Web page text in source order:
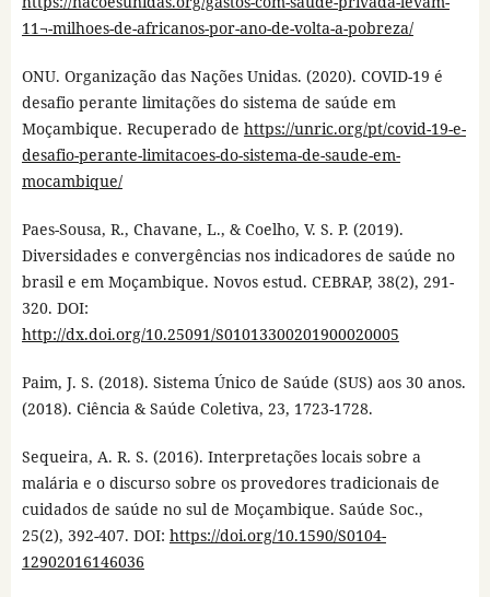
11¬-milhoes-de-africanos-por-ano-de-volta-a-pobreza/
ONU. Organização das Nações Unidas. (2020). COVID-19 é
desafio perante limitações do sistema de saúde em
Moçambique. Recuperado de https://unric.org/pt/covid-19-e-
desafio-perante-limitacoes-do-sistema-de-saude-em-
mocambique/
Paes-Sousa, R., Chavane, L., & Coelho, V. S. P. (2019).
Diversidades e convergências nos indicadores de saúde no
brasil e em Moçambique. Novos estud. CEBRAP, 38(2), 291-
320. DOI:
http://dx.doi.org/10.25091/S01013300201900020005
Paim, J. S. (2018). Sistema Único de Saúde (SUS) aos 30 anos.
(2018). Ciência & Saúde Coletiva, 23, 1723-1728.
Sequeira, A. R. S. (2016). Interpretações locais sobre a
malária e o discurso sobre os provedores tradicionais de
cuidados de saúde no sul de Moçambique. Saúde Soc.,
25(2), 392-407. DOI: https://doi.org/10.1590/S0104-
12902016146036